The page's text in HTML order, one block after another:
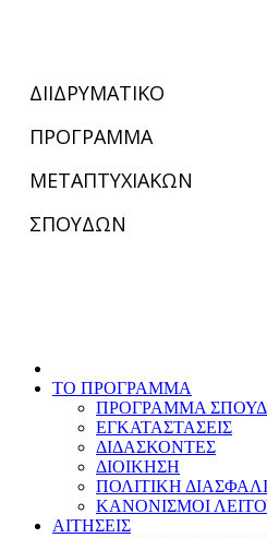
ΔΙΙΔΡΥΜΑΤΙΚΟ
ΠΡΟΓΡΑΜΜΑ
ΜΕΤΑΠΤΥΧΙΑΚΩΝ
ΣΠΟΥΔΩΝ
ΤΟ ΠΡΟΓΡΑΜΜΑ
ΠΡΟΓΡΑΜΜΑ
ΕΓΚΑΤΑΣΤΑΣΕΙΣ
ΔΙΔΑΣΚΟΝΤΕΣ
ΔΙΟΙΚΗΣΗ
ΠΟΛΙΤΙΚΗ
ΚΑΝΟΝΙΣΜΟΙ
ΑΙΤΗΣΕΙΣ